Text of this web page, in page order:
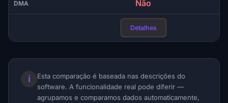
DMA Não
Detalhes
ℹ
Esta comparação é baseada nas descrições do
software. A funcionalidade real pode diferir —
agrupamos e comparamos dados automaticamente,